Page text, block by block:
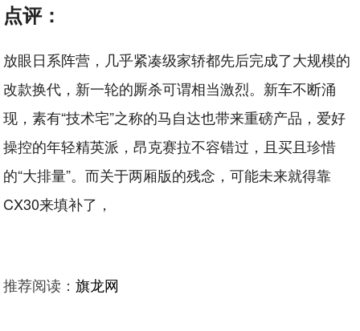
点评：
放眼日系阵营，几乎紧凑级家轿都先后完成了大规模的
改款换代，新一轮的厮杀可谓相当激烈。新车不断涌
现，素有“技术宅”之称的马自达也带来重磅产品，爱好
操控的年轻精英派，昂克赛拉不容错过，且买且珍惜
的“大排量”。而关于两厢版的残念，可能未来就得靠
CX30来填补了，
推荐阅读：旗龙网